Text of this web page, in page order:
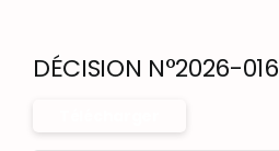
DÉCISION N°2026-016